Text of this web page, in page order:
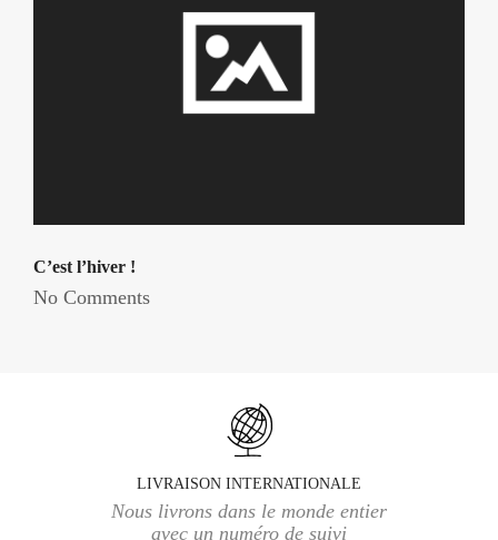
C’est l’hiver !
No Comments
LIVRAISON INTERNATIONALE
Nous livrons dans le monde entier
avec un numéro de suivi